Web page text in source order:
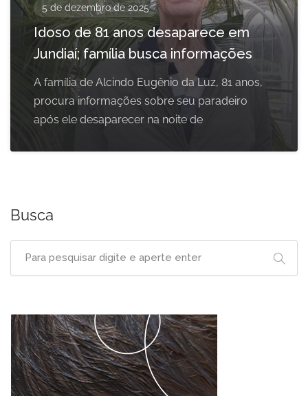
5 de dezembro de 2025
Idoso de 81 anos desaparece em
Jundiaí; família busca informações
A família de Alcindo Eugênio da Luz, 81 anos,
procura informações sobre seu paradeiro
após ele desaparecer na noite de
Busca